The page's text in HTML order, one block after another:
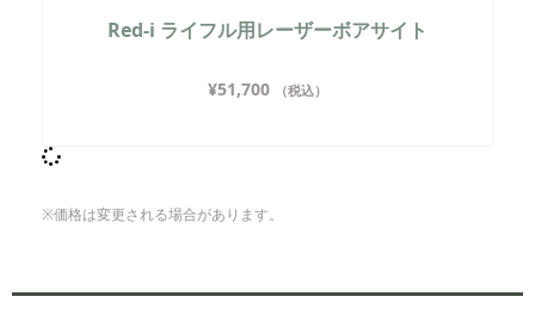
Red-i ライフル用レーザーボアサイト
¥51,700 （税込）
※価格は変更される場合があります。